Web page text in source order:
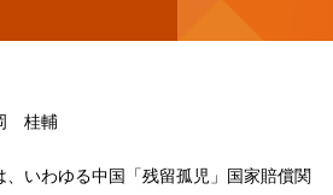
桂輔
いわゆる中国「残留孤児」国家賠償関